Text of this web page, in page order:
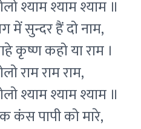
श्याम श्याम श्याम ॥
में सुन्दर हैं दो नाम,
कृष्ण कहो या राम ।
राम राम राम,
श्याम श्याम श्याम ॥
कंस पापी को मारे,